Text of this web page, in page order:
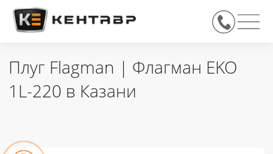
Плуг Flagman | Флагман EKO
1L-220 в Казани